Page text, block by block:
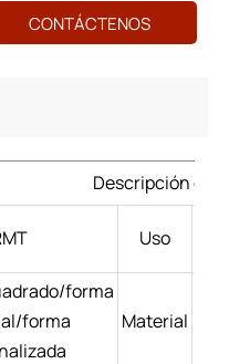
CONTÁCTENOS
Descripción del
Uso
forma
forma
Material